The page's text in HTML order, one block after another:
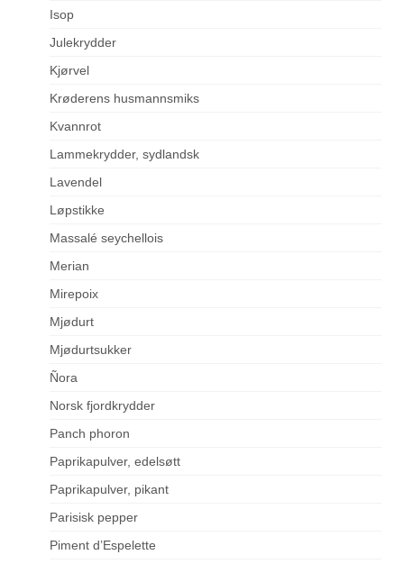
Isop
Julekrydder
Kjørvel
Krøderens husmannsmiks
Kvannrot
Lammekrydder, sydlandsk
Lavendel
Løpstikke
Massalé seychellois
Merian
Mirepoix
Mjødurt
Mjødurtsukker
Ñora
Norsk fjordkrydder
Panch phoron
Paprikapulver, edelsøtt
Paprikapulver, pikant
Parisisk pepper
Piment d’Espelette